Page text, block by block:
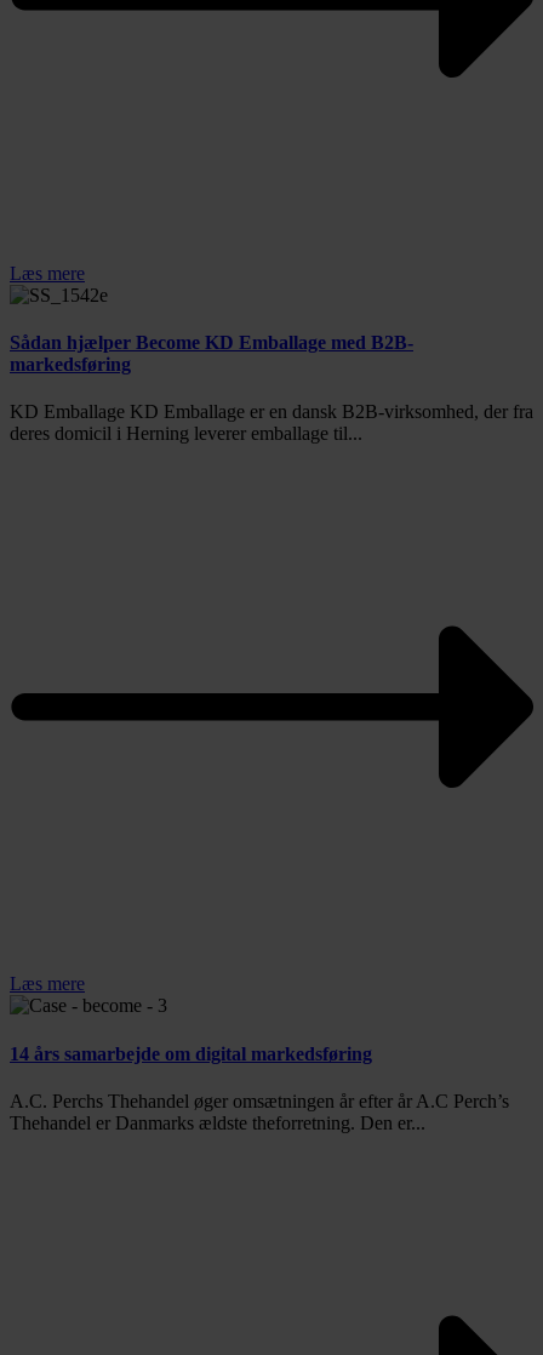
Læs mere
Sådan hjælper Become KD Emballage med B2B-
markedsføring
KD Emballage KD Emballage er en dansk B2B-virksomhed, der fra
deres domicil i Herning leverer emballage til...
Læs mere
14 års samarbejde om digital markedsføring
A.C. Perchs Thehandel øger omsætningen år efter år A.C Perch’s
Thehandel er Danmarks ældste theforretning. Den er...